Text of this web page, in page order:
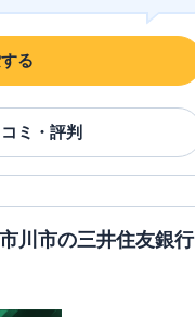
る
ミ・評判
川市の三井住友銀行